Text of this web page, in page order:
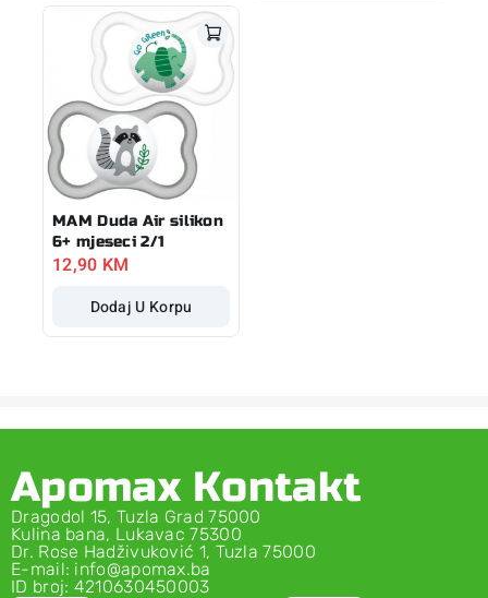
MAM Duda Air silikon
6+ mjeseci 2/1
12,90 KM
Dodaj U Korpu
Apomax Kontakt
Dragodol 15, Tuzla Grad 75000
Kulina bana, Lukavac 75300
Dr. Rose Hadživuković 1, Tuzla 75000
E-mail: info@apomax.ba
ID broj: 4210630450003